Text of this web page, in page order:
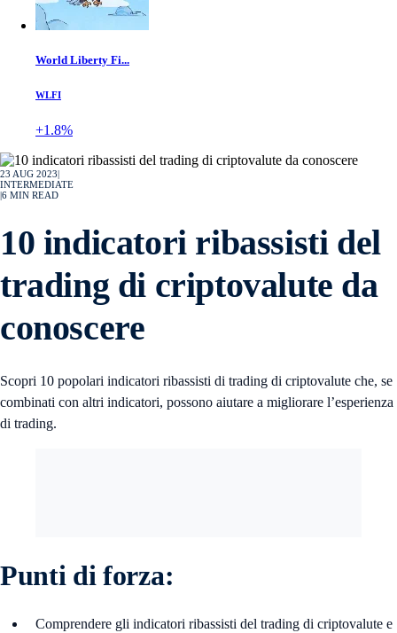
World Liberty Fi...
WLFI
+1.8%
23 AUG 2023
INTERMEDIATE
6 MIN READ
10 indicatori ribassisti del
trading di criptovalute da
conoscere
Scopri 10 popolari indicatori ribassisti di trading di criptovalute che, se
combinati con altri indicatori, possono aiutare a migliorare l’esperienza
di trading.
Punti di forza:
Comprendere gli indicatori ribassisti del trading di criptovalute e